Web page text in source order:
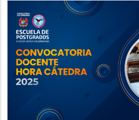
ayuda
la
navegación